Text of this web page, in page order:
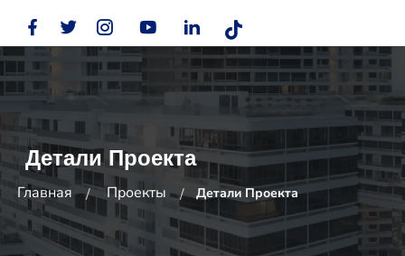
Детали Проекта
Главная Проекты Детали Проекта